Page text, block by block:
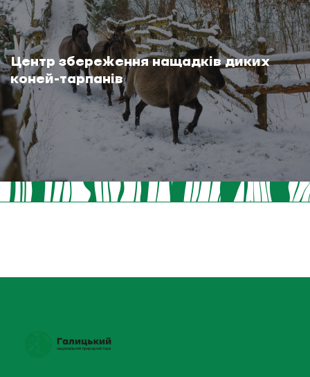
Центр збереження нащадків диких
коней-тарпанів